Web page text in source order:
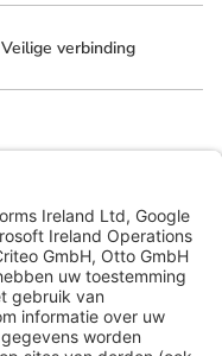
Veilige verbinding